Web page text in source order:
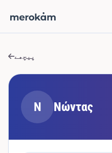
پیچھے
Ν Νώντας